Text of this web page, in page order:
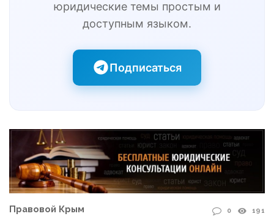
юридические темы простым и
доступным языком.
Подписаться
Правовой Крым
0 191